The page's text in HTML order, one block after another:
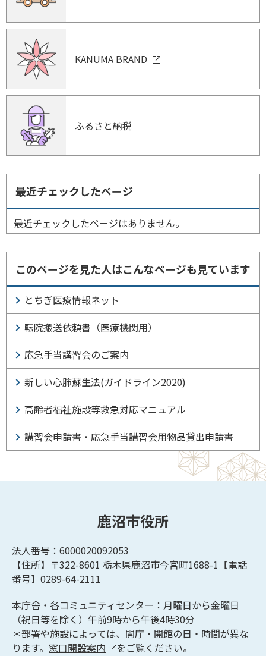
KANUMA BRAND
ふるさと納税
最近チェックしたページ
最近チェックしたページはありません。
このページを見た人はこんなページも見ています
とちぎ医療情報ネット
転院搬送依頼書（医療機関用）
応急手当講習会のご案内
新しい心肺蘇生法(ガイドライン2020)
高齢者福祉施設等救急対応マニュアル
講習会申請書・応急手当講習会用物品貸出申請書
鹿沼市役所
法人番号：6000020092053
【住所】〒322-8601 栃木県鹿沼市今宮町1688-1【電話
番号】0289-64-2111
本庁舎・各コミュニティセンター：月曜日から金曜日
（祝日等を除く）午前9時から午後4時30分
＊部署や施設によっては、開庁・開館の日・時間が異な
ります。 窓口開設案内 をご覧ください。